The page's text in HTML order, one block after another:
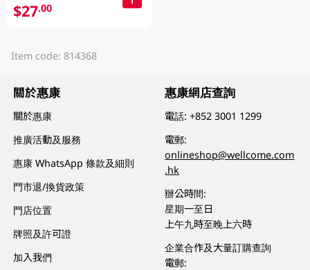
$27.00
Item code: 814368
關於惠康
關於惠康
推廣活動及服務
惠康 WhatsApp 條款及細則
門市退/換貨政策
門店位置
牌照及許可證
加入我們
惠康網店查詢
電話:+852 3001 1299
電郵:
onlineshop@wellcome.com
.hk
辦公時間:
星期一至日
上午九時至晚上六時
企業合作及大量訂購查詢
電郵: